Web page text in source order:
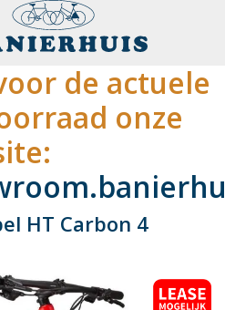
de actuele
onze
HT Carbon 4